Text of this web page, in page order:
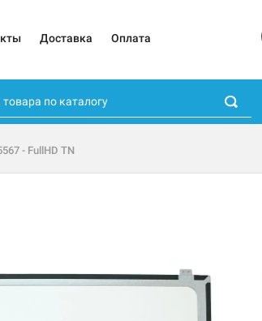
Доставка Оплата
- FullHD TN